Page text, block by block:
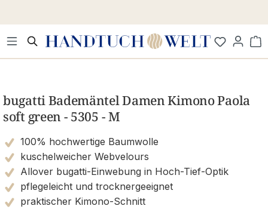
bugatti Bademäntel Damen Kimono Paola
soft green - 5305 - M
100% hochwertige Baumwolle
kuschelweicher Webvelours
Allover bugatti-Einwebung in Hoch-Tief-Optik
pflegeleicht und trocknergeeignet
praktischer Kimono-Schnitt